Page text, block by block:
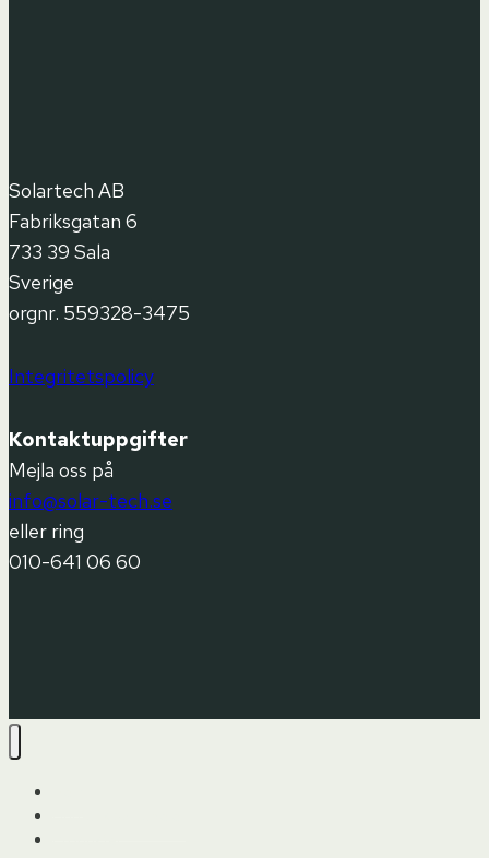
Solartech AB
Fabriksgatan 6
733 39 Sala
Sverige
orgnr. 559328-3475
Integritetspolicy
Kontaktuppgifter
Mejla oss på
info@solar-tech.se
eller ring
010-641 06 60